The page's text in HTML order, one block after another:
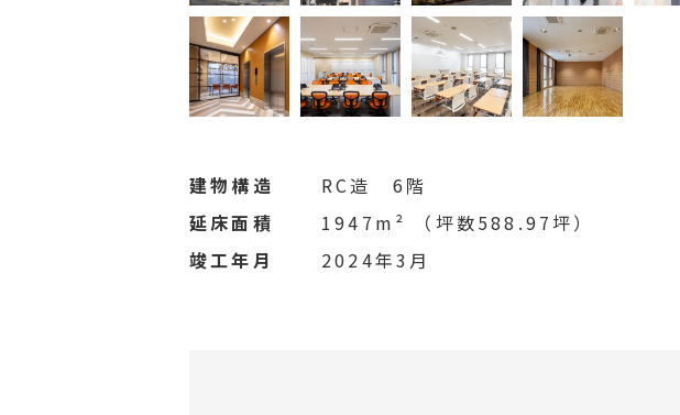
建物構造
RC造 6階
延床面積
1947m²
（坪数588.97坪）
竣工年月
2024年3月